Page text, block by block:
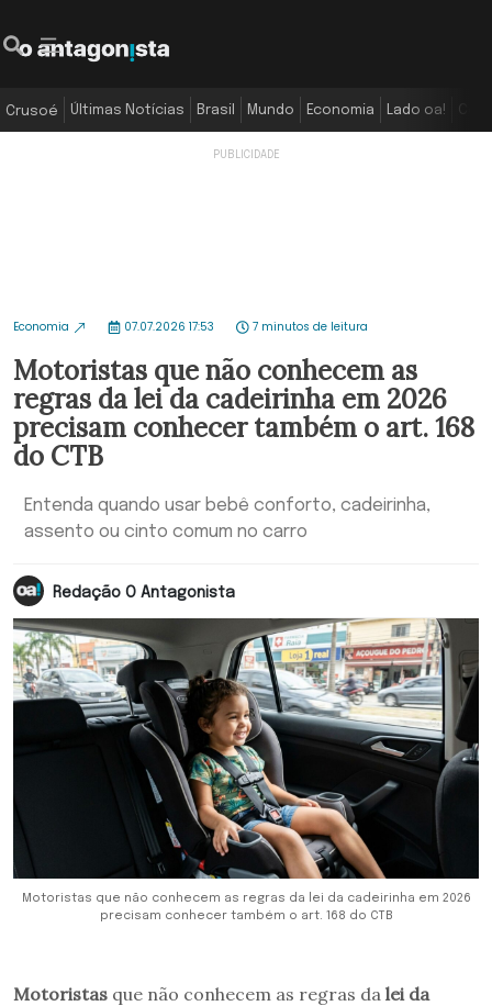
Crusoé Últimas Notícias Brasil Mundo Economia Lado oa!
Economia 07.07.2026 17:53 7 minutos de leitura
Motoristas que não conhecem as
regras da lei da cadeirinha em 2026
precisam conhecer também o art. 168
do CTB
Entenda quando usar bebê conforto, cadeirinha,
assento ou cinto comum no carro
Redação O Antagonista
Motoristas que não conhecem as regras da lei da cadeirinha em 2026
precisam conhecer também o art. 168 do CTB
Motoristas que não conhecem as regras da lei da